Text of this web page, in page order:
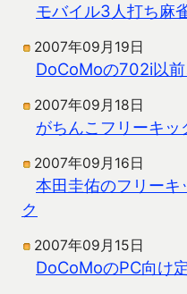
モバイル3人打ち麻
2007年09月19日
DoCoMoの702i以
2007年09月18日
がちんこフリーキッ
2007年09月16日
本田圭佑のフリーキ
ク
2007年09月15日
DoCoMoのPC向け